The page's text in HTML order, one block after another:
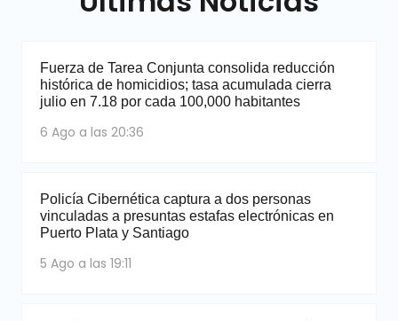
Fuerza de Tarea Conjunta consolida reducción
histórica de homicidios; tasa acumulada cierra
julio en 7.18 por cada 100,000 habitantes
6 Ago a las 20:36
Policía Cibernética captura a dos personas
vinculadas a presuntas estafas electrónicas en
Puerto Plata y Santiago
5 Ago a las 19:11